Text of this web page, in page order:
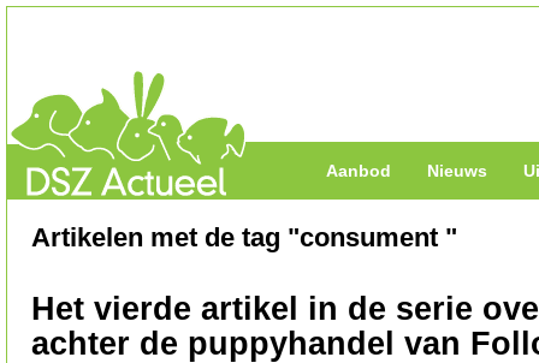
Aanbod Nieuws
Artikelen met de tag "consument "
Het vierde artikel in de serie
achter de puppyhandel van